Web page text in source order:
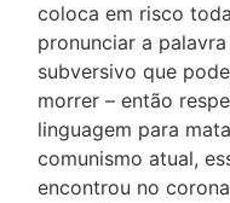
coloca em risco
pronunciar a
subversivo que
morrer – então
linguagem para
comunismo atual,
encontrou no